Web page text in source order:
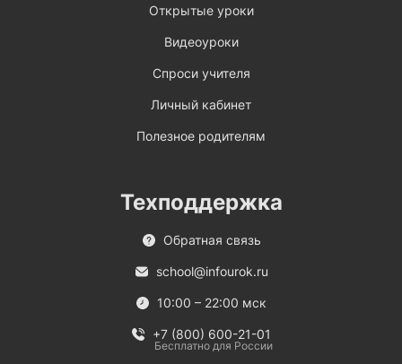
Открытые уроки
Видеоуроки
Спроси учителя
Личный кабинет
Полезное родителям
Техподдержка
Обратная связь
school@infourok.ru
10:00 – 22:00 мск
+7 (800) 600-21-01
Бесплатно для России